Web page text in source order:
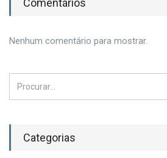
Comentários
Nenhum comentário para mostrar.
Categorias